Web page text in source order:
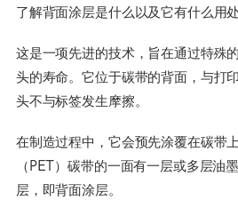
了解背面涂层是什么以及它有什么用处
这是一项先进的技术，旨在通过特殊
头的寿命。它位于碳带的背面，与打
头不与标签发生摩擦。
在制造过程中，它会预先涂覆在碳带
（PET）碳带的一面有一层或多层油
层，即背面涂层。